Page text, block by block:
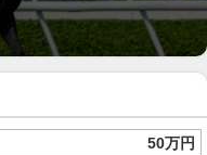
50万円